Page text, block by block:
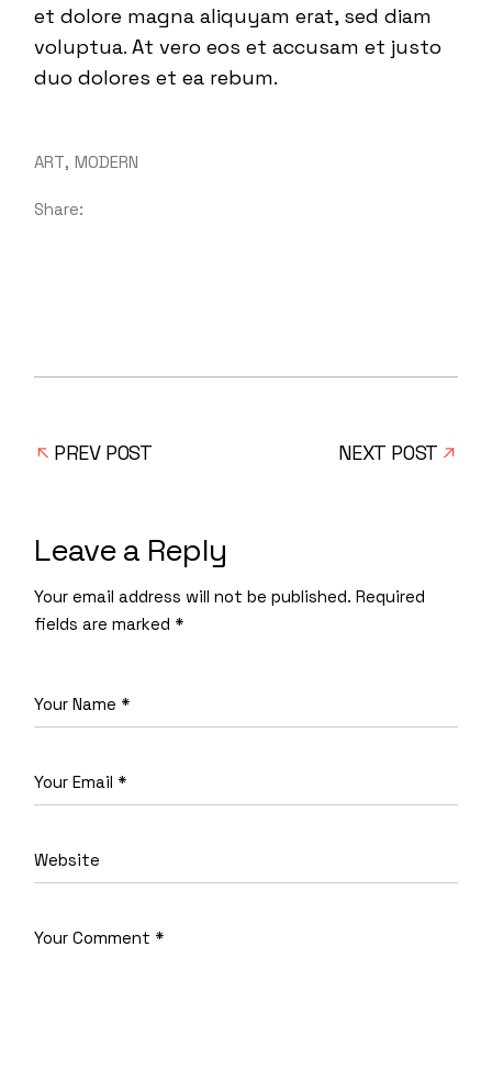
et dolore magna aliquyam erat, sed diam
voluptua. At vero eos et accusam et justo
duo dolores et ea rebum.
ART MODERN
Share:
PREV POST NEXT POST
Leave a Reply
Your email address will not be published. Required
fields are marked *